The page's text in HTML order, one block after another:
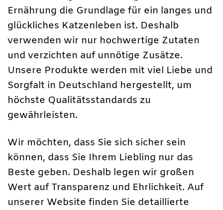
Ernährung die Grundlage für ein langes und
glückliches Katzenleben ist. Deshalb
verwenden wir nur hochwertige Zutaten
und verzichten auf unnötige Zusätze.
Unsere Produkte werden mit viel Liebe und
Sorgfalt in Deutschland hergestellt, um
höchste Qualitätsstandards zu
gewährleisten.
Wir möchten, dass Sie sich sicher sein
können, dass Sie Ihrem Liebling nur das
Beste geben. Deshalb legen wir großen
Wert auf Transparenz und Ehrlichkeit. Auf
unserer Website finden Sie detaillierte